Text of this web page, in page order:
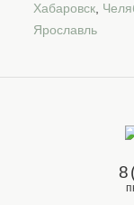
Хабаровск,
Ярославль